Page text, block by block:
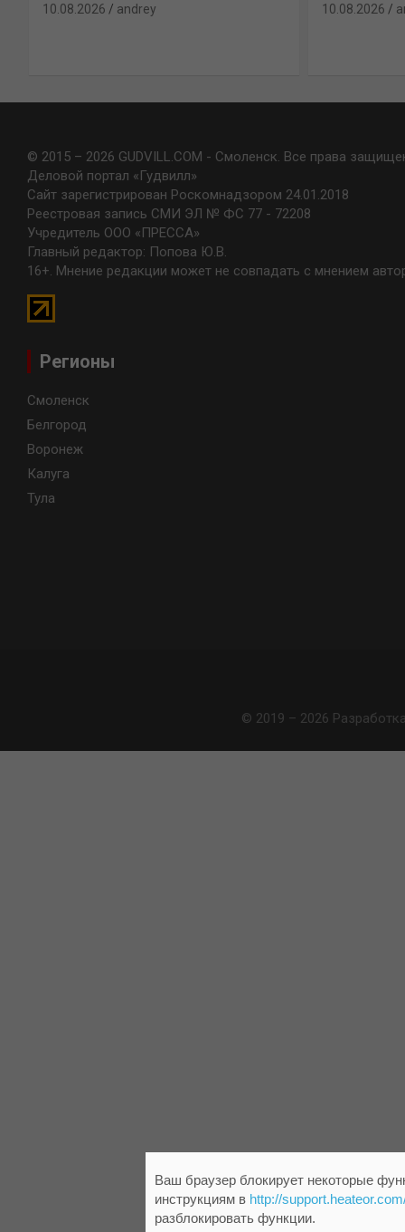
10.08.2026 andrey 10.08.2026
© 2015 – 2026 GUDVILL.COM - Смоленск. Все права
Деловой портал «Гудвилл»
Сайт зарегистрирован Роскомнадзором 24.01.2018
Реестровая запись СМИ ЭЛ № ФС 77 - 72208
Учредитель ООО «ПРЕССА»
Главный редактор: Попова Ю.В.
16+. Мнение редакции может не совпадать с мнением
Регионы
Смоленск
Белгород
Воронеж
Калуга
Тула
© 2019 – 2026
Ваш браузер блокирует некоторые
инструкциям в http://
разблокировать функции.